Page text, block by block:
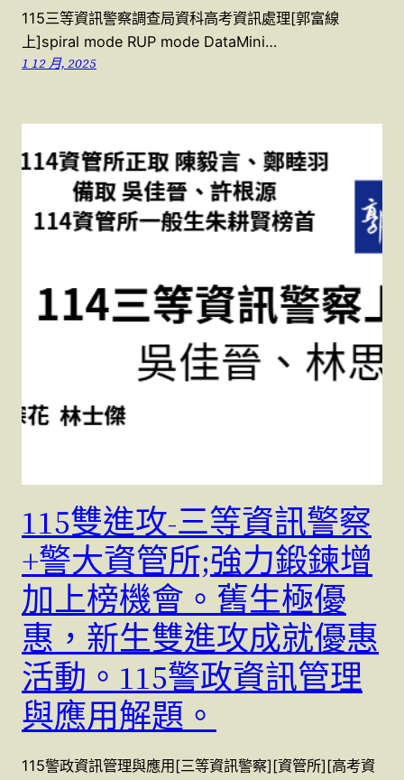
115三等資訊警察調查局資科高考資訊處理[郭富線
上]spiral mode RUP mode DataMini…
1 12 月, 2025
115雙進攻-三等資訊警察
+警大資管所;強力鍛鍊增
加上榜機會。舊生極優
惠，新生雙進攻成就優惠
活動。115警政資訊管理
與應用解題。
115警政資訊管理與應用[三等資訊警察][資管所][高考資